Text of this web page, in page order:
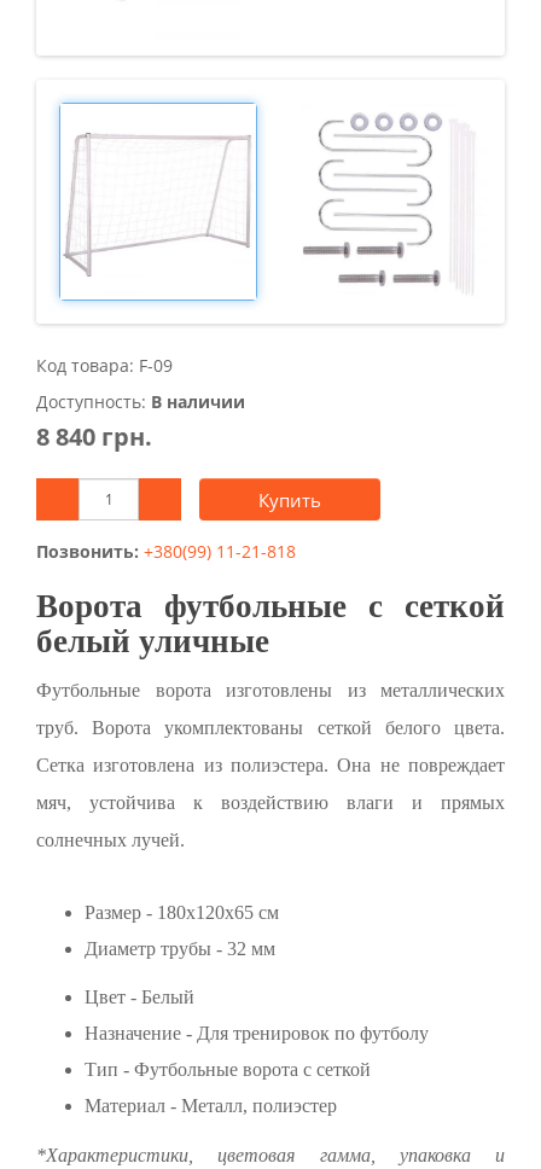
Код товара: F-09
Доступность: В наличии
8 840 грн.
Купить
Позвонить: +380(99) 11-21-818
Ворота футбольные с сеткой
белый уличные
Футбольные ворота изготовлены из металлических
труб. Ворота укомплектованы сеткой белого цвета.
Сетка изготовлена из полиэстера. Она не повреждает
мяч, устойчива к воздействию влаги и прямых
солнечных лучей.
Размер - 180х120х65 см
Диаметр трубы - 32 мм
Цвет - Белый
Назначение - Для тренировок по футболу
Тип - Футбольные ворота с сеткой
Материал - Металл, полиэстер
*Характеристики, цветовая гамма, упаковка и